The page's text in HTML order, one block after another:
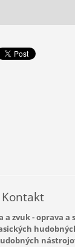
Kontakt
a zvuk - oprava a